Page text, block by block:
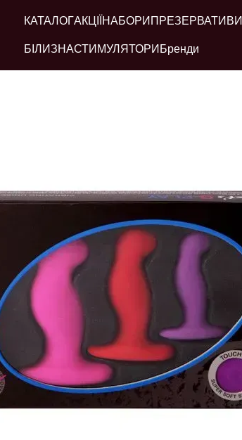
КАТАЛОГАКЦІЇ НАБОРИ ПРЕЗЕРВАТИВИ
БІЛИЗНАСТИМУЛЯТОРИ Бренди